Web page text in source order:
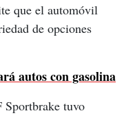
que el automóvil
de opciones
autos con gasolina
tuvo